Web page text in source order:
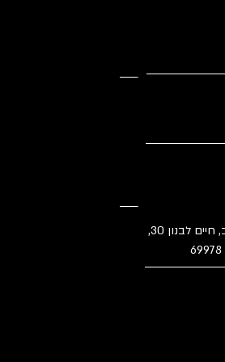
את
אוניברסיטת תל אביב, חיים לבנון 30,